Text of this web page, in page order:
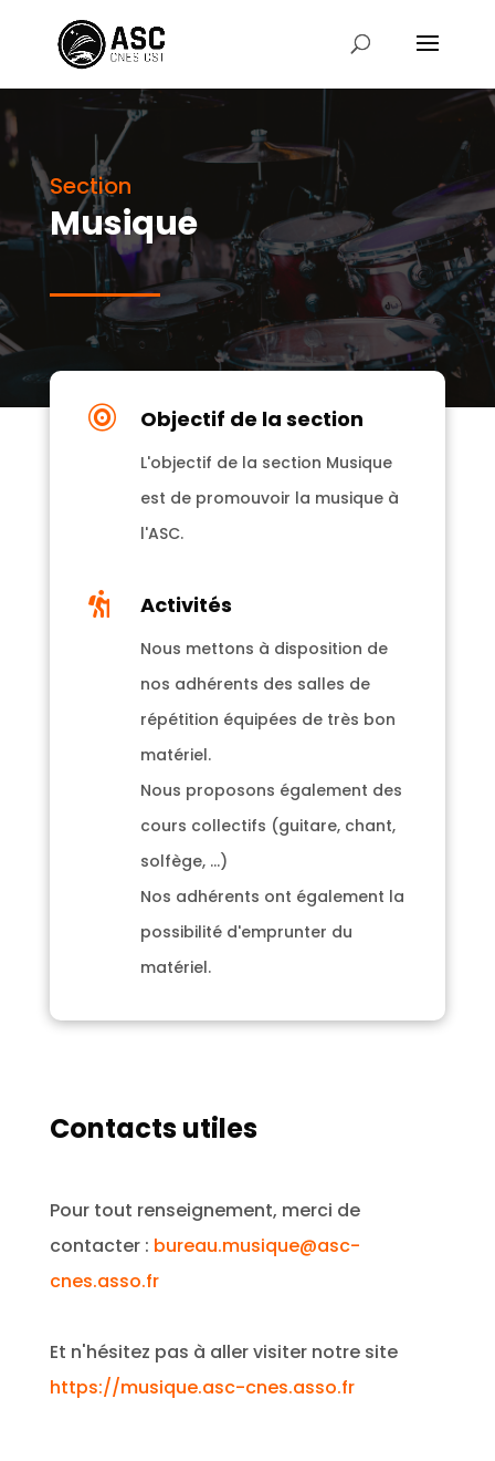
Section
Musique
 Objectif de la section
L'objectif de la section Musique
est de promouvoir la musique à
l'ASC.
 Activités
Nous mettons à disposition de
nos adhérents des salles de
répétition équipées de très bon
matériel.
Nous proposons également des
cours collectifs (guitare, chant,
solfège, ...)
Nos adhérents ont également la
possibilité d'emprunter du
matériel.
Contacts utiles
Pour tout renseignement, merci de
contacter : bureau.musique@asc-
cnes.asso.fr
Et n'hésitez pas à aller visiter notre site
https://musique.asc-cnes.asso.fr